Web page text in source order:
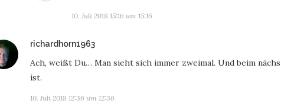
10. Juli 2018 15:16 um 15:16
richardhorn1963sagt:
Ach, weißt Du… Man sieht sich immer zweimal. Und beim
ist.
10. Juli 2018 12:36 um 12:36